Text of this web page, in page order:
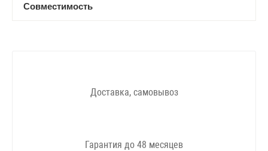
Совместимость
Доставка, самовывоз
Гарантия до 48 месяцев